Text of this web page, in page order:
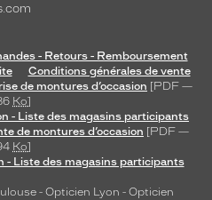
- Retours - Remboursement
Conditions générales de vente
de montures d’occasion [PDF —
Ko]
- Liste des magasins participants
de montures d’occasion [PDF —
Ko]
- Liste des magasins participants
- Opticien Lyon - Opticien